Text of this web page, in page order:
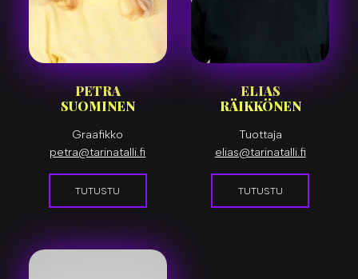
PETRA
SUOMINEN
Graafikko
petra@tarinatalli.fi
TUTUSTU
ELIAS
RÄIKKÖNEN
Tuottaja
elias@tarinatalli.fi
TUTUSTU